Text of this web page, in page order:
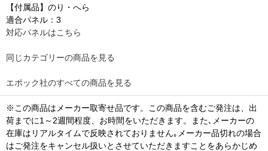
【付属品】のり・へら
適合パネル：3
対応パネルはこちら
同じカテゴリーの商品を見る
エポック社のすべての商品を見る
※この商品はメーカー取寄せ品です。この商品を含むご発注は、出
荷までに1～2週間程度、お時間をいただきます。また､メーカーの
在庫はリアルタイムで反映されておりません｡メーカー品切れの場合
はご発注をキャンセル扱いとさせていただきますことをあらかじめ